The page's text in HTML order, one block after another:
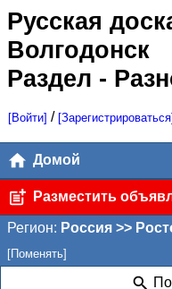
Русская
Волгодонск
Раздел -
[Войти] / [Зарегистрироваться]
Домой
Разместить
Регион: Россия >>
[Поменять]